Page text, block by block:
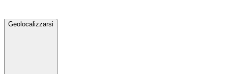
Geolocalizzarsi